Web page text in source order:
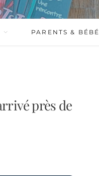
PARENTS & BÉBÉ
près de